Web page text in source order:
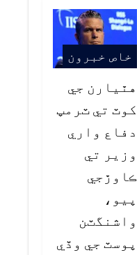
خاص خبرون
هٿيارن جي
کوٽ تي ٽرمپ
دفاع واري
وزير تي
ڪاوڙجي
پيو،
واشنگٽن
پوسٽ جي وڏي